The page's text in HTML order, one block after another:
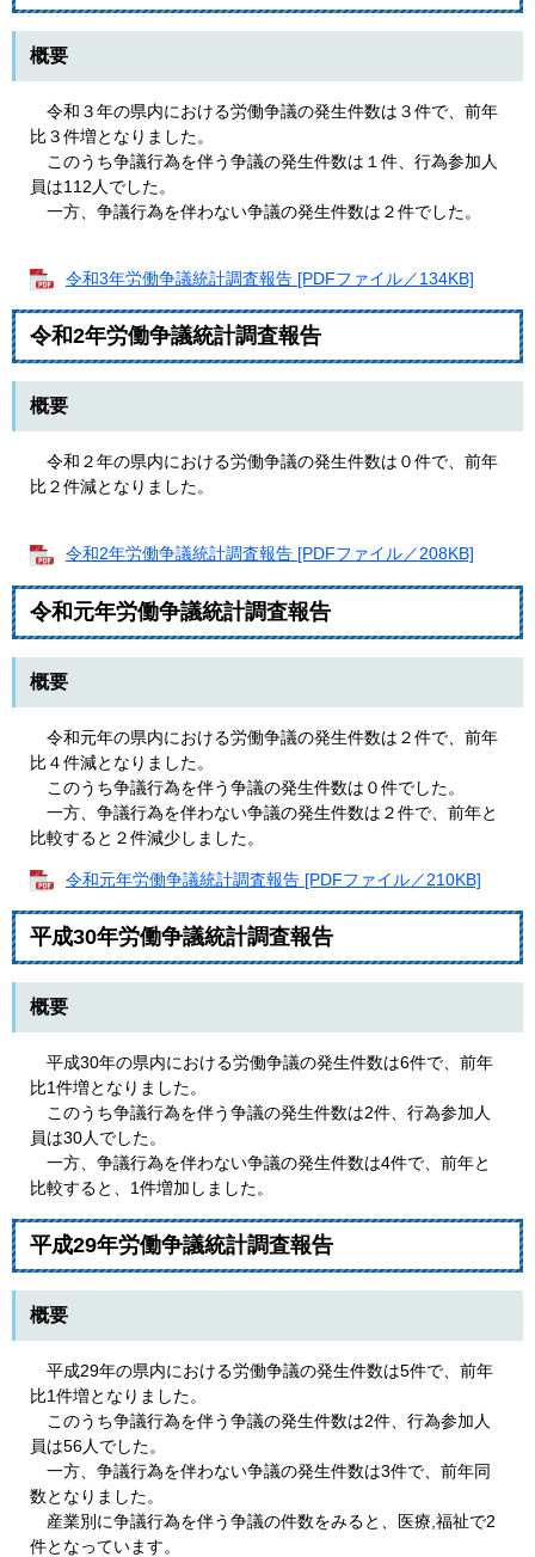
概要
令和３年の県内における労働争議の発生件数は３件で、前年
比３件増となりました。
このうち争議行為を伴う争議の発生件数は１件、行為参加人
員は112人でした。
一方、争議行為を伴わない争議の発生件数は２件でした。
令和3年労働争議統計調査報告 [PDFファイル／134KB]
令和2年労働争議統計調査報告
概要
令和２年の県内における労働争議の発生件数は０件で、前年
比２件減となりました。
令和2年労働争議統計調査報告 [PDFファイル／208KB]
令和元年労働争議統計調査報告
概要
令和元年の県内における労働争議の発生件数は２件で、前年
比４件減となりました。
このうち争議行為を伴う争議の発生件数は０件でした。
一方、争議行為を伴わない争議の発生件数は２件で、前年と
比較すると２件減少しました。
令和元年労働争議統計調査報告 [PDFファイル／210KB]
平成30年労働争議統計調査報告
概要
平成30年の県内における労働争議の発生件数は6件で、前年
比1件増となりました。
このうち争議行為を伴う争議の発生件数は2件、行為参加人
員は30人でした。
一方、争議行為を伴わない争議の発生件数は4件で、前年と
比較すると、1件増加しました。
平成29年労働争議統計調査報告
概要
平成29年の県内における労働争議の発生件数は5件で、前年
比1件増となりました。
このうち争議行為を伴う争議の発生件数は2件、行為参加人
員は56人でした。
一方、争議行為を伴わない争議の発生件数は3件で、前年同
数となりました。
産業別に争議行為を伴う争議の件数をみると、医療,福祉で2
件となっています。